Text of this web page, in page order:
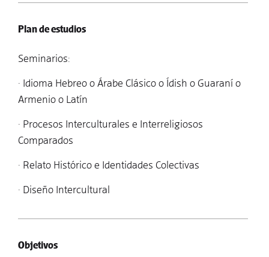
Plan de estudios
Seminarios:
· Idioma Hebreo o Árabe Clásico o Ídish o Guaraní o
Armenio o Latín
· Procesos Interculturales e Interreligiosos
Comparados
· Relato Histórico e Identidades Colectivas
· Diseño Intercultural
Objetivos